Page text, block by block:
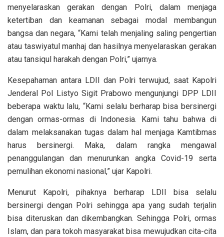
menyelaraskan gerakan dengan Polri, dalam menjaga
ketertiban dan keamanan sebagai modal membangun
bangsa dan negara, “Kami telah menjaling saling pengertian
atau taswiyatul manhaj dan hasilnya menyelaraskan gerakan
atau tansiqul harakah dengan Polri,” ujarnya.
Kesepahaman antara LDII dan Polri terwujud, saat Kapolri
Jenderal Pol Listyo Sigit Prabowo mengunjungi DPP LDII
beberapa waktu lalu, “Kami selalu berharap bisa bersinergi
dengan ormas-ormas di Indonesia. Kami tahu bahwa di
dalam melaksanakan tugas dalam hal menjaga Kamtibmas
harus bersinergi. Maka, dalam rangka mengawal
penanggulangan dan menurunkan angka Covid-19 serta
pemulihan ekonomi nasional,” ujar Kapolri.
Menurut Kapolri, pihaknya berharap LDII bisa selalu
bersinergi dengan Polri sehingga apa yang sudah terjalin
bisa diteruskan dan dikembangkan. Sehingga Polri, ormas
Islam, dan para tokoh masyarakat bisa mewujudkan cita-cita